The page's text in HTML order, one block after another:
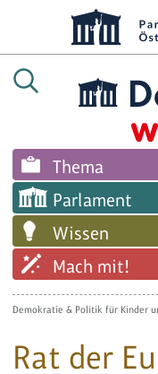
Thema
Parlament
Wissen
Mach mit!
Demokratie & Politik für Kinder
Rat der